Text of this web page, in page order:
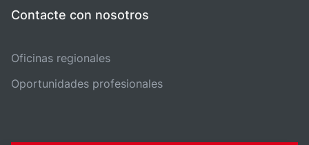
Contacte con nosotros
Oficinas regionales
Oportunidades profesionales